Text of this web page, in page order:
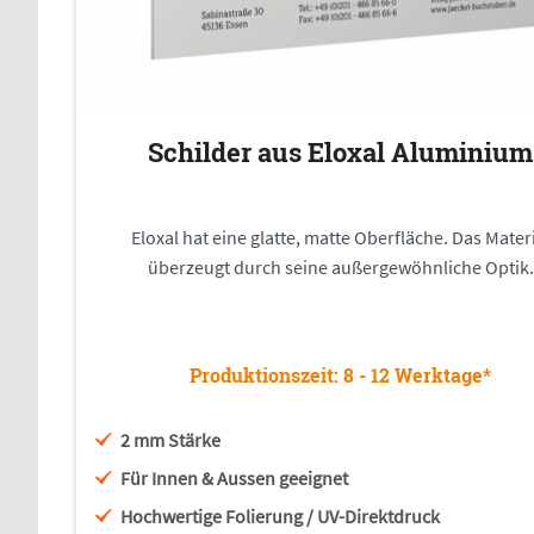
Schilder aus Eloxal Aluminium
Eloxal hat eine glatte, matte Oberfläche. Das
überzeugt durch seine außergewöhnliche Optik.
Produktionszeit: 8 - 12 Werktage*
2 mm Stärke
Für Innen & Aussen geeignet
Hochwertige Folierung / UV-Direktdruck